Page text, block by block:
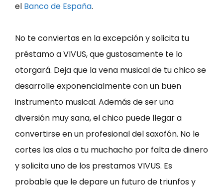
el Banco de España.
No te conviertas en la excepción y solicita tu
préstamo a VIVUS, que gustosamente te lo
otorgará. Deja que la vena musical de tu chico se
desarrolle exponencialmente con un buen
instrumento musical. Además de ser una
diversión muy sana, el chico puede llegar a
convertirse en un profesional del saxofón. No le
cortes las alas a tu muchacho por falta de dinero
y solicita uno de los prestamos VIVUS. Es
probable que le depare un futuro de triunfos y